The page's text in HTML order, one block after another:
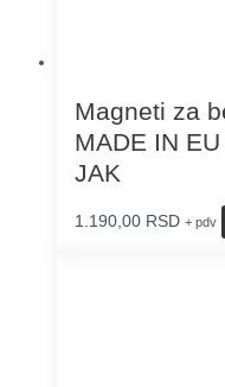
Magneti za
MADE IN
JAK
1.190,00 RSD + pdv